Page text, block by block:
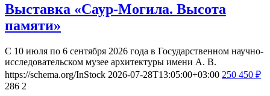
Выставка «Саур-Могила. Высота
памяти»
С 10 июля по 6 сентября 2026 года в Государственном научно-
исследовательском музее архитектуры имени А. В.
https://schema.org/InStock 2026-07-28T13:05:00+03:00 250 450 ₽
286 2